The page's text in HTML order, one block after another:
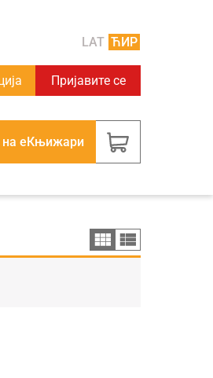
LAT ЋИР
Пријавите се
на еКњижари